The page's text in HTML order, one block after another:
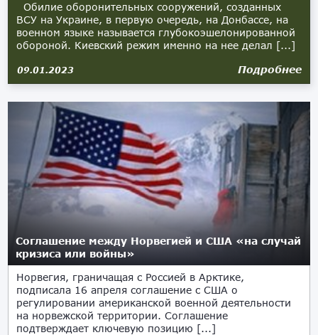
Обилие оборонительных сооружений, созданных
ВСУ на Украине, в первую очередь, на Донбассе, на
военном языке называется глубокоэшелонированной
обороной. Киевский режим именно на нее делал [...]
09.01.2023 Подробнее
Соглашение между Норвегией и США «на случай
кризиса или войны»
Норвегия, граничащая с Россией в Арктике,
подписала 16 апреля соглашение с США о
регулировании американской военной деятельности
на норвежской территории. Соглашение
подтверждает ключевую позицию [...]